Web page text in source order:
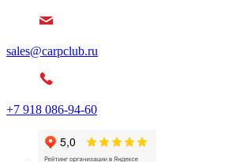
sales@carpclub.ru
+7 918 086-94-60